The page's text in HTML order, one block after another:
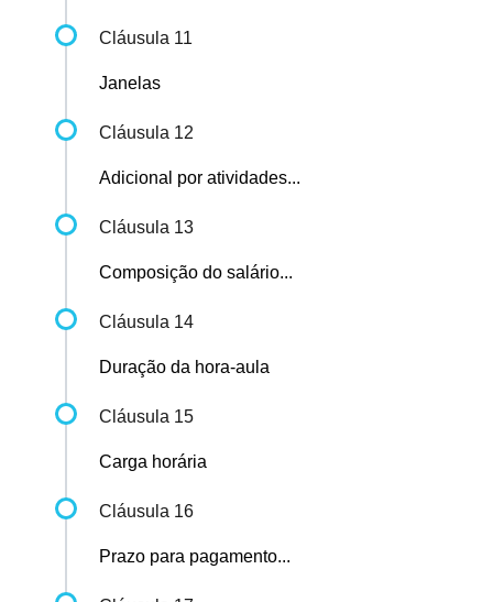
Cláusula 11
Janelas
Cláusula 12
Adicional por atividades...
Cláusula 13
Composição do salário...
Cláusula 14
Duração da hora-aula
Cláusula 15
Carga horária
Cláusula 16
Prazo para pagamento...